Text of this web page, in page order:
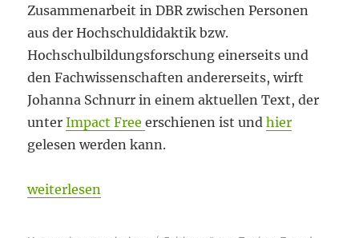
Zusammenarbeit in DBR zwischen Personen
aus der Hochschuldidaktik bzw.
Hochschulbildungsforschung einerseits und
den Fachwissenschaften andererseits, wirft
Johanna Schnurr in einem aktuellen Text, der
unterImpact Freeerschienen ist undhier
gelesen werden kann.
„Gemeinsam entwerfen“
weiterlesen